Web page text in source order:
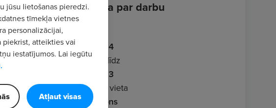
Informācija par darbu
2026.05.14
Publicēts līdz
2026.06.13
Atrašanās vieta
Rīgas rajons
jūsu lietošanas pieredzi.
tīmekļa vietnes
personalizācijai,
piekrist, atteikties vai
iestatījumos. Lai iegūtu
Atļaut visas